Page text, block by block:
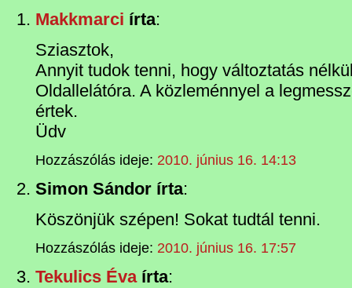
Makkmarci írta:
Sziasztok,
Annyit tudok tenni, hogy változtatás
Oldallelátóra. A közleménnyel a
értek.
Üdv
Hozzászólás ideje: 2010. június 16. 14:13
Simon Sándor írta:
Köszönjük szépen! Sokat tudtál tenni.
Hozzászólás ideje: 2010. június 16. 17:57
Tekulics Évaírta: